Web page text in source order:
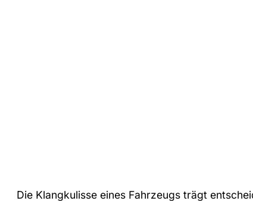
Die Klangkulisse eines Fahrzeugs trägt